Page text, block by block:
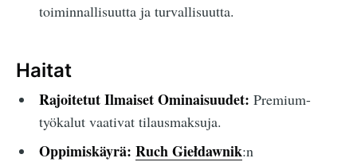
toiminnallisuutta ja turvallisuutta.
Haitat
Rajoitetut Ilmaiset Ominaisuudet: Premium-
työkalut vaativat tilausmaksuja.
Oppimiskäyrä: Ruch Giełdawnik:n